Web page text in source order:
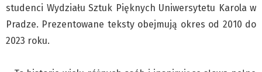
Na posiónku pisane Milerskiego (archiwum)
Na granicy Księstwa Drobika (archiwum)
Podróże małe i duże Skałki
studenci Wydziału Sztuk Pięknych Uniwersytetu Karola w
Pradze. Prezentowane teksty obejmują okres od 2010 do
2023 roku.